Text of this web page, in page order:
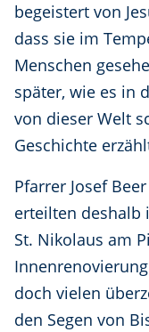
begeistert von
dass sie im
Menschen
später, wie es in
von dieser Welt
Geschichte
Pfarrer Josef
erteilten deshalb
St. Nikolaus am
doch vielen
den Segen von